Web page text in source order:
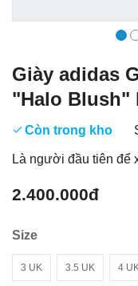
Giày adidas
"Halo Blush"
Còn trong kho
Là người đầu tiên để
2.400.000đ
Size
3 UK 3.5 UK 4